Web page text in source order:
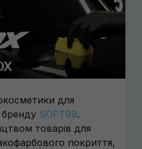
для
бренду SOFT99.
товарів для
покриття,